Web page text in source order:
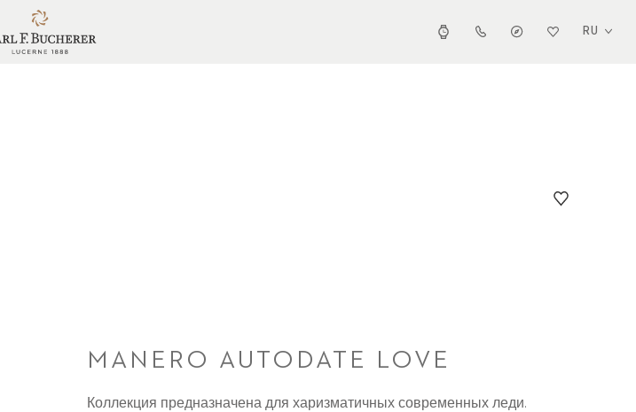
RU
MANERO AUTODATE LOVE
Коллекция предназначена для харизматичных современных леди.